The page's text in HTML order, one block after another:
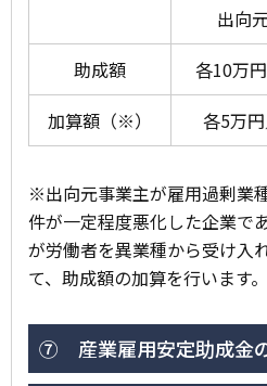
出向
助成額
各10万
加算額（※）
各5万
※出向元事業主が雇用過剰業
件が一定程度悪化した企業で
が労働者を異業種から受け入
て、助成額の加算を行います。
⑦ 産業雇用安定助成金